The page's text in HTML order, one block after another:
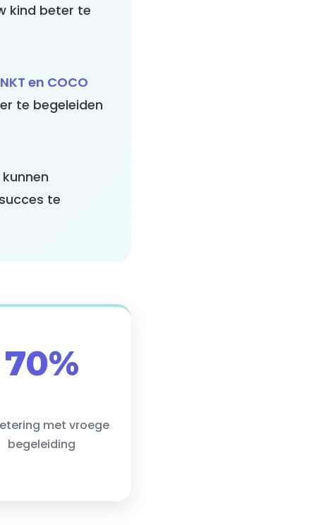
kind beter te
en COCO
te begeleiden
te
70%
met vroege
begeleiding